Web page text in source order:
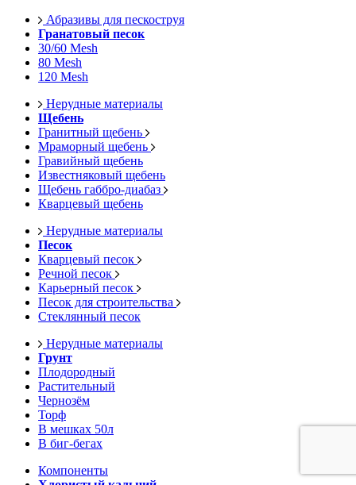
Абразивы для пескоструя
Гранатовый песок
30/60 Mesh
80 Mesh
120 Mesh
Нерудные материалы
Щебень
Гранитный щебень
Мраморный щебень
Гравийный щебень
Известняковый щебень
Щебень габбро-диабаз
Кварцевый щебень
Нерудные материалы
Песок
Кварцевый песок
Речной песок
Карьерный песок
Песок для строительства
Стеклянный песок
Нерудные материалы
Грунт
Плодородный
Растительный
Чернозём
Торф
В мешках 50л
В биг-бегах
Компоненты